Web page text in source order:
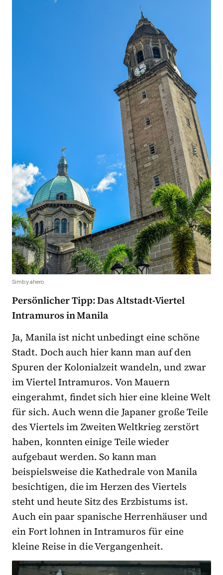
Simbyahero
Persönlicher Tipp: Das Altstadt-Viertel
Intramuros in Manila
Ja, Manila ist nicht unbedingt eine schöne
Stadt. Doch auch hier kann man auf den
Spuren der Kolonialzeit wandeln, und zwar
im Viertel Intramuros. Von Mauern
eingerahmt, findet sich hier eine kleine Welt
für sich. Auch wenn die Japaner große Teile
des Viertels im Zweiten Weltkrieg zerstört
haben, konnten einige Teile wieder
aufgebaut werden. So kann man
beispielsweise die Kathedrale von Manila
besichtigen, die im Herzen des Viertels
steht und heute Sitz des Erzbistums ist.
Auch ein paar spanische Herrenhäuser und
ein Fort lohnen in Intramuros für eine
kleine Reise in die Vergangenheit.